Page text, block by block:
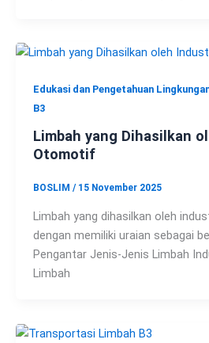
Edukasi dan Pengetahuan
B3
Limbah yang Dihasilkan
Otomotif
BOSLIM / 15 November 2025
Limbah yang dihasilkan oleh
dengan memiliki uraian sebagai
Pengantar Jenis-Jenis Limbah
Limbah